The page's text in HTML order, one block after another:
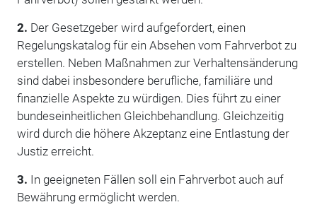
2. Der Gesetzgeber wird aufgefordert, einen
Regelungskatalog für ein Absehen vom Fahrverbot zu
erstellen. Neben Maßnahmen zur Verhaltensänderung
sind dabei insbesondere berufliche, familiäre und
finanzielle Aspekte zu würdigen. Dies führt zu einer
bundeseinheitlichen Gleichbehandlung. Gleichzeitig
wird durch die höhere Akzeptanz eine Entlastung der
Justiz erreicht.
3. In geeigneten Fällen soll ein Fahrverbot auch auf
Bewährung ermöglicht werden.